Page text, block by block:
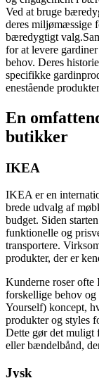
Ved at bruge
deres miljømæssige
bæredygtigt
for at levere
behov. Deres
specifikke
enestående
En
butikker
IKEA
IKEA er en
brede udvalg af
budget. Siden
funktionelle og
transportere.
produkter, der er
Kunderne roser ofte
forskellige behov
Yourself) koncept,
produkter og styles
Dette gør det muligt
eller bændelbånd,
Jysk